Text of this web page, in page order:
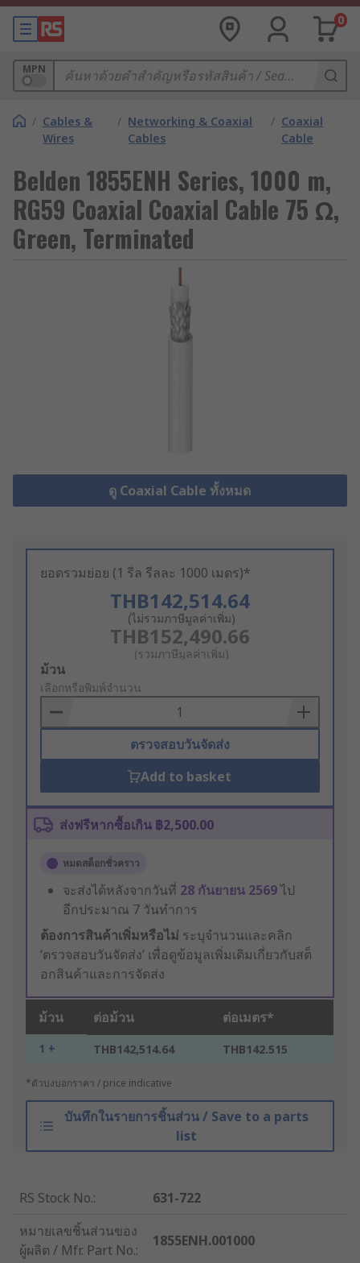
0
MPN
/ Cables &
Wires
/ Networking & Coaxial
Cables
/ Coaxial
Cable
Belden 1855ENH Series, 1000 m,
RG59 Coaxial Coaxial Cable 75 Ω,
Green, Terminated
ดู Coaxial Cable ทั้งหมด
ยอดรวมย่อย (1 รีล รีลละ 1000 เมตร)*
THB142,514.64
(ไม่รวมภาษีมูลค่าเพิ่ม)
THB152,490.66
(รวมภาษีมูลค่าเพิ่ม)
Add
to
Basket
ม้วน
เลือกหรือพิมพ์จำนวน
ตรวจสอบวันจัดส่ง
Add to basket
ส่งฟรีหากซื้อเกิน ฿2,500.00
หมดสต็อกชั่วคราว
จะส่งได้หลังจากวันที่ 28 กันยายน 2569ไป
อีกประมาณ 7 วันทำการ
ต้องการสินค้าเพิ่มหรือไม่ ระบุจำนวนและคลิก
‘ตรวจสอบวันจัดส่ง’ เพื่อดูข้อมูลเพิ่มเติมเกี่ยวกับสต็
อกสินค้าและการจัดส่ง
ม้วน ต่อม้วน ต่อเมตร*
1 + THB142,514.64 THB142.515
*ตัวบ่งบอกราคา / price indicative
บันทึกในรายการชิ้นส่วน / Save to a parts
list
RS Stock No.:
631-722
หมายเลขชิ้นส่วนของ
ผู้ผลิต / Mfr. Part No.:
1855ENH.001000